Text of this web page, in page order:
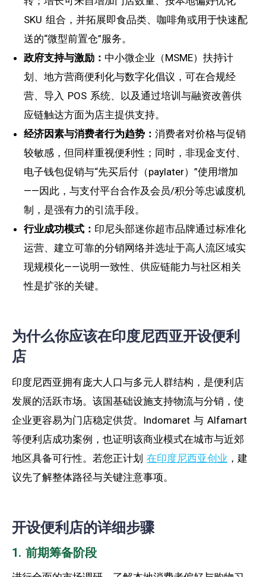
SKU 组合，并拓展即食品类、咖啡角或用于快速配
送的“微型前置仓”服务。
政府支持与激励： 中小微企业（MSME）扶持计
划、地方营商便利化与数字化倡议，可在合规经
营、导入 POS 系统、以及通过培训与融资改善供
应链触达方面为店主提供支持。
经济因素与消费者行为趋势： 消费者对价格与促销
较敏感，但同样重视便利性；同时，非现金支付、
电子钱包促销与“先买后付（paylater）”使用增加
——因此，与支付平台合作及会员/积分等忠诚度机
制，是强有力的引流手段。
行业成功模式： 印尼头部迷你超市品牌通过标准化
运营、建立可靠的分销网络并选址于高人流区域实
现规模化——说明一致性、供应链能力与社区相关
性是扩张的关键。
为什么你应该在印度尼西亚开设便利
店
印度尼西亚拥有庞大人口与多元人群结构，是便利店
发展的活跃市场。该国基础设施支持物流与分销，使
企业更容易为门店稳定供货。Indomaret 与 Alfamart
等便利店成功案例，也证明该商业模式在城市与近郊
地区具备可行性。若您正计划 在印度尼西亚创业 ，建
议先了解整体路径与关键注意事项。
开设便利店的详细步骤
1. 前期筹备阶段